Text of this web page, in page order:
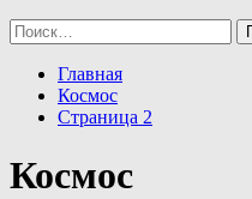
Найти:
Главная
Космос
Страница 2
Космос